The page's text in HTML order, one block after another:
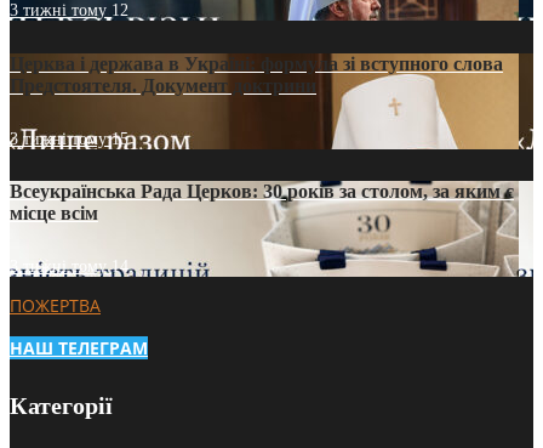
3 тижні тому 12
Церква і держава в Україні: формула зі вступного слова
Предстоятеля. Документ доктрини
3 тижні тому15
Всеукраїнська Рада Церков: 30 років за столом, за яким є
місце всім
3 тижні тому14
ПОЖЕРТВА
НАШ ТЕЛЕГРАМ
Категорії